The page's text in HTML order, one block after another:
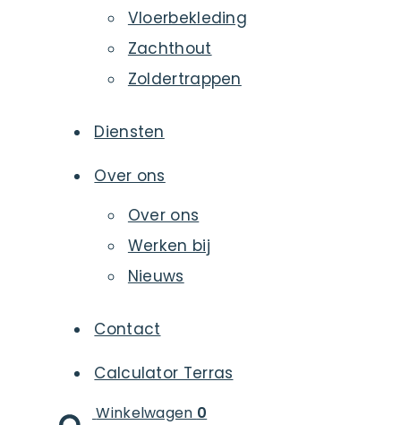
Vloerbekleding
Zachthout
Zoldertrappen
Diensten
Over ons
Over ons
Werken bij
Nieuws
Contact
Calculator Terras
Winkelwagen 0